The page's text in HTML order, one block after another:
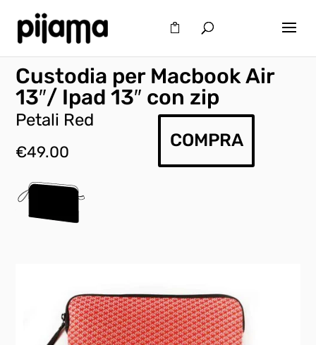
Custodia per Macbook Air
13″/ Ipad 13″ con zip
Petali Red
€49.00
COMPRA